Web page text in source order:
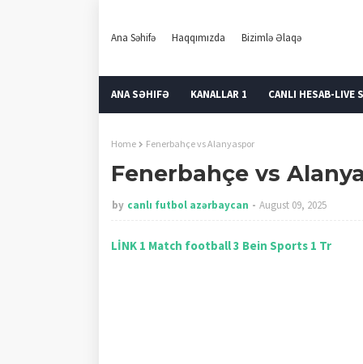
Ana Səhifə Haqqımızda Bizimlə Əlaqə
ANA SƏHIFƏ KANALLAR 1 CANLI HESAB-LIVE
Home Fenerbahçe vs Alanyaspor
Fenerbahçe vs
by canlı futbol azərbaycan August 09, 2025
LİNK 1 Match football 3 Bein Sports 1 Tr